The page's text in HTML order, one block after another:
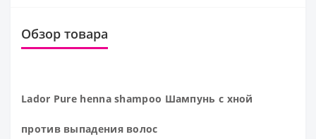
Обзор товара
Lador Pure henna shampoo Шампунь с хной
против выпадения волос